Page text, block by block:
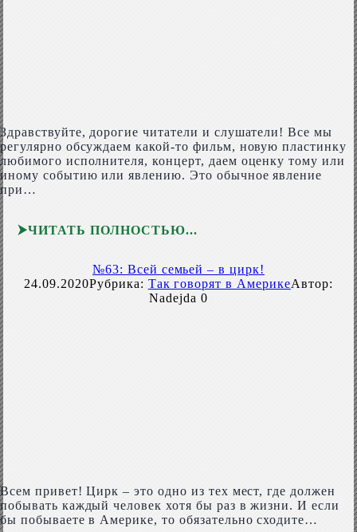
Здравствуйте, дорогие читатели и слушатели! Все мы
регулярно обсуждаем какой-то фильм, новую пластинку
любимого исполнителя, концерт, даем оценку тому или
иному событию или явлению. Это обычное явление
при…
ЧИТАТЬ ПОЛНОСТЬЮ
№63: Всей семьей – в цирк!
24.09.2020Рубрика: Так говорят в АмерикеАвтор:
Nadejda 0
Всем привет! Цирк – это одно из тех мест, где должен
побывать каждый человек хотя бы раз в жизни. И если
бы побываете в Америке, то обязательно сходите…